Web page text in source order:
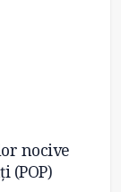
nocive
(POP)